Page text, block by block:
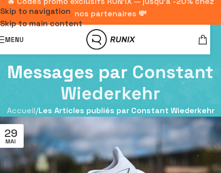
Skip to navigation
Skip to main content
nos partenaires 💸
MENU
Messages par Constant
Wiederkehr
Accueil/Les Articles publiés par Constant Wiederkehr
29
MAI